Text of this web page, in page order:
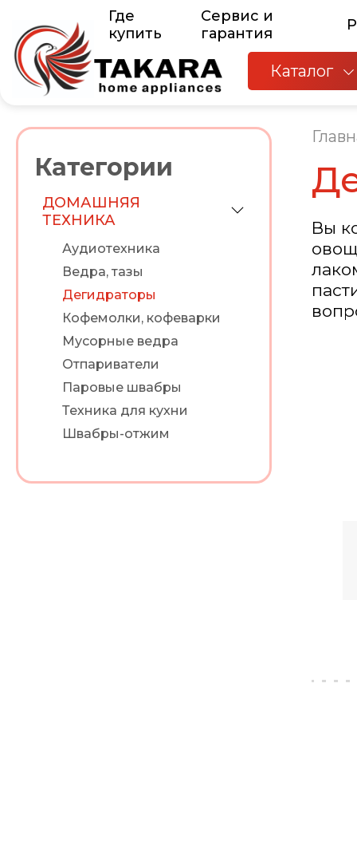
Где
купить
Сервис и
гарантия
Каталог
Категории
ДОМАШНЯЯ
ТЕХНИКА
Аудиотехника
Ведра, тазы
Дегидраторы
Кофемолки, кофеварки
Мусорные ведра
Отпариватели
Паровые швабры
Техника для кухни
Швабры-отжим
Вы